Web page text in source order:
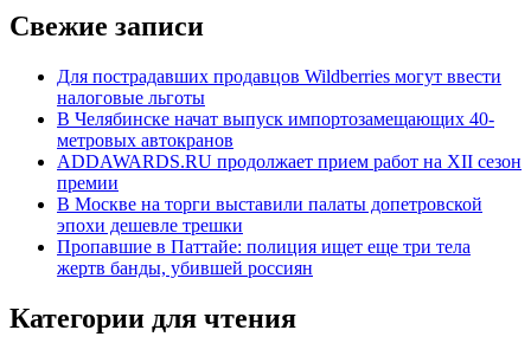
Свежие записи
Для пострадавших продавцов Wildberries могут ввести
налоговые льготы
В Челябинске начат выпуск импортозамещающих 40-
метровых автокранов
ADDAWARDS.RU продолжает прием работ на XII сезон
премии
В Москве на торги выставили палаты допетровской
эпохи дешевле трешки
Пропавшие в Паттайе: полиция ищет еще три тела
жертв банды, убившей россиян
Категории для чтения